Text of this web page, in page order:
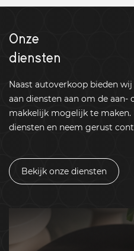
Onze
diensten
Naast autoverkoop bieden
aan diensten aan om de aan-
makkelijk mogelijk te
diensten en neem gerust
Bekijk onze diensten